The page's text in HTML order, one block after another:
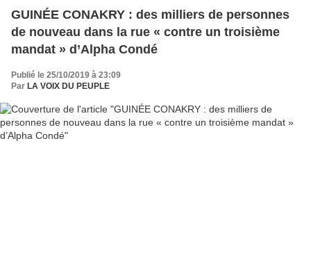
GUINÉE CONAKRY : des milliers de personnes
de nouveau dans la rue « contre un troisième
mandat » d’Alpha Condé
Publié le 25/10/2019 à 23:09
Par LA VOIX DU PEUPLE